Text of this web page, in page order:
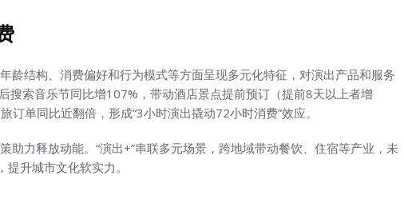
龄结构、消费偏好和行为模式等方面呈现多元化特征，对演出产品和服务
搜索音乐节同比增107%，带动酒店景点提前预订（提前8天以上者增
订单同比近翻倍，形成“3小时演出撬动72小时消费”效应。
助力释放动能。“演出+”串联多元场景，跨地域带动餐饮、住宿等产业，未
升城市文化软实力。